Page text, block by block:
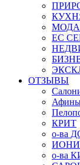
МОДА
ЕС
ОТЗЫВЫ
КРИТ
о-ва
о-ва